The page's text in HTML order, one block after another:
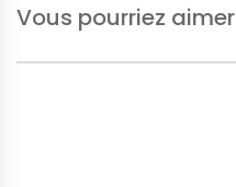
Vous pourriez aimer